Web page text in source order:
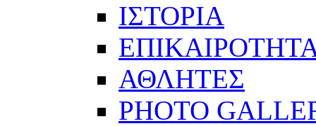
ΙΣΤΟΡΙΑ
ΑΘΛΗΤΕΣ
PHOTO